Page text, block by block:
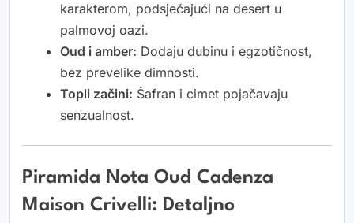
karakterom, podsjećajući na desert u
palmovoj oazi.
Oud i amber: Dodaju dubinu i egzotičnost,
bez prevelike dimnosti.
Topli začini: Šafran i cimet pojačavaju
senzualnost.
Piramida Nota Oud Cadenza
Maison Crivelli: Detaljno